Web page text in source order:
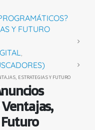
Y FUTURO
,
ESTRATEGIAS Y FUTURO